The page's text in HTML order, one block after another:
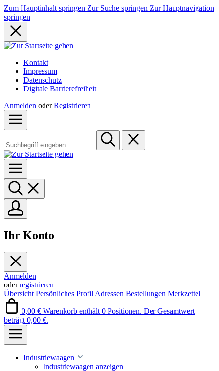
Zum Hauptinhalt springen Zur Suche springen Zur Hauptnavigation
springen
Kontakt
Impressum
Datenschutz
Digitale Barrierefreiheit
Anmelden oder Registrieren
Ihr Konto
Anmelden
oderregistrieren
Übersicht Persönliches Profil Adressen Bestellungen Merkzettel
0,00 € Warenkorb enthält 0 Positionen. Der Gesamtwert
beträgt 0,00 €.
Industriewaagen
Industriewaagen anzeigen